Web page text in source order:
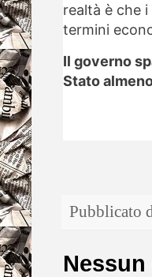
realtà è che
termini
Il governo
Stato
Pubblicato